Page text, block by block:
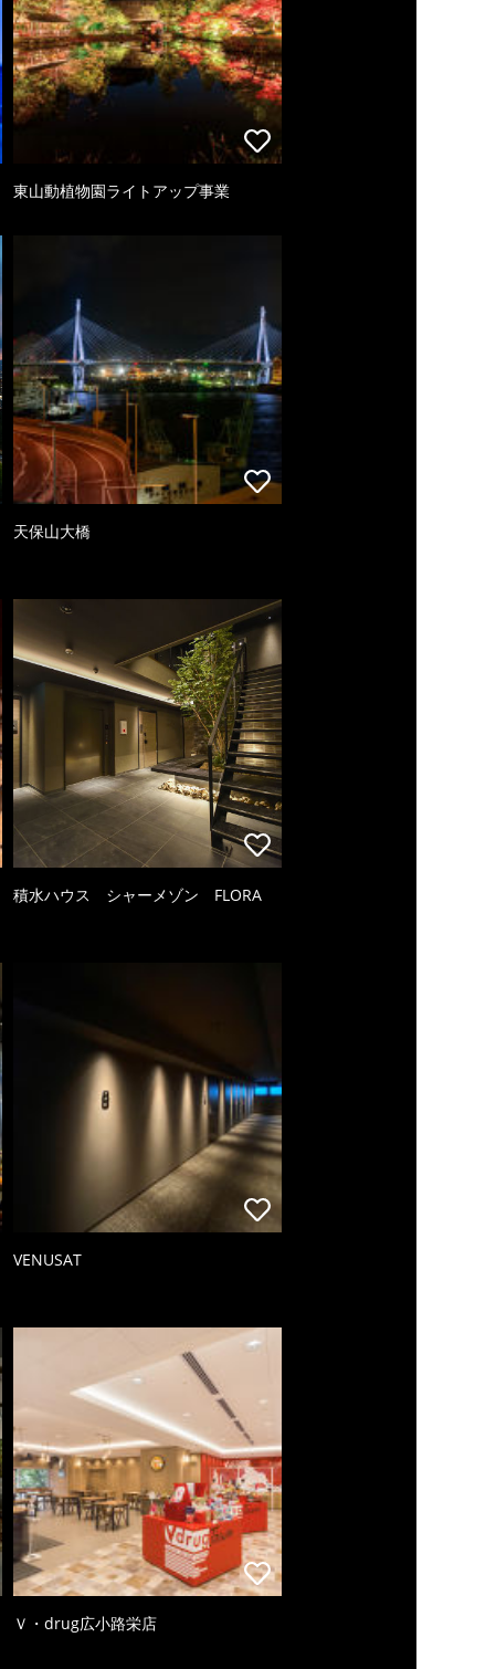
東山動植物園ライトアップ事業
天保山大橋
積水ハウス シャーメゾン FLORA
VENUSAT
Ｖ・drug広小路栄店